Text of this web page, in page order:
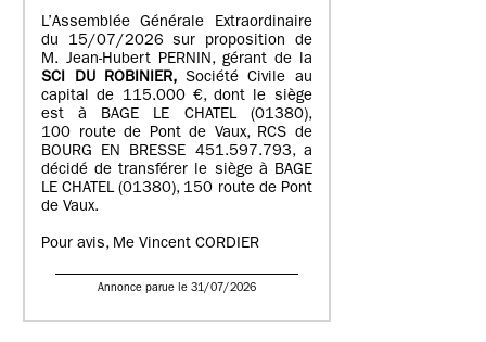
L’Assemblée Générale Extraordinaire
du 15/07/2026 sur proposition de
M. Jean-Hubert PERNIN, gérant de la
SCI DU ROBINIER, Société Civile au
capital de 115.000 €, dont le siège
est à BAGE LE CHATEL (01380),
100 route de Pont de Vaux, RCS de
BOURG EN BRESSE 451.597.793, a
décidé de transférer le siège à BAGE
LE CHATEL (01380), 150 route de Pont
de Vaux.
Pour avis, Me Vincent CORDIER
Annonce parue le 31/07/2026